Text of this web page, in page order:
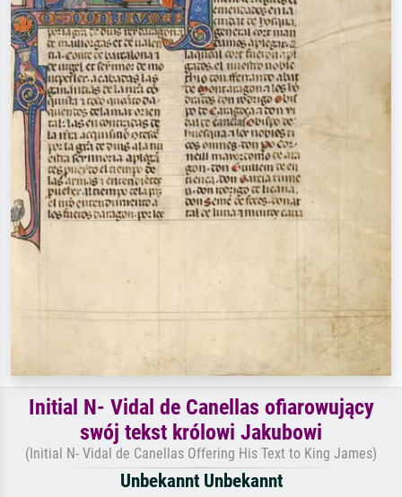
Initial N- Vidal de Canellas ofiarowujący
swój tekst królowi Jakubowi
(Initial N- Vidal de Canellas Offering His Text to King James)
Unbekannt Unbekannt